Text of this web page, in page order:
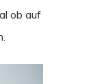
ob auf